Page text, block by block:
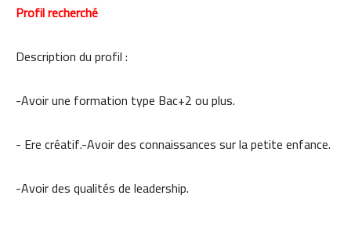
Profil recherché
Description du profil :
-Avoir une formation type Bac+2 ou plus.
- Ere créatif.-Avoir des connaissances sur la petite enfance.
-Avoir des qualités de leadership.